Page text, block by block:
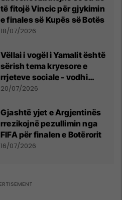
të fitojë Vincic për gjykimin
e finales së Kupës së Botës
18/07/2026
Vëllai i vogël i Yamalit është
sërish tema kryesore e
rrjeteve sociale - vodhi
vëmendjen pas finales së
20/07/2026
Gjashtë yjet e Argjentinës
rrezikojnë pezullimin nga
FIFA për finalen e Botërorit
16/07/2026